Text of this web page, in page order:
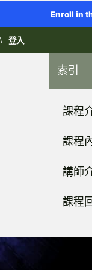
Enroll in
登入
索引
課程
課程
講師
課程